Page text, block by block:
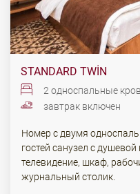
STANDARD TWIN
2 односпальные
завтрак включен
Номер с двумя
гостей санузел с
телевидение, шкаф,
журнальный столик.